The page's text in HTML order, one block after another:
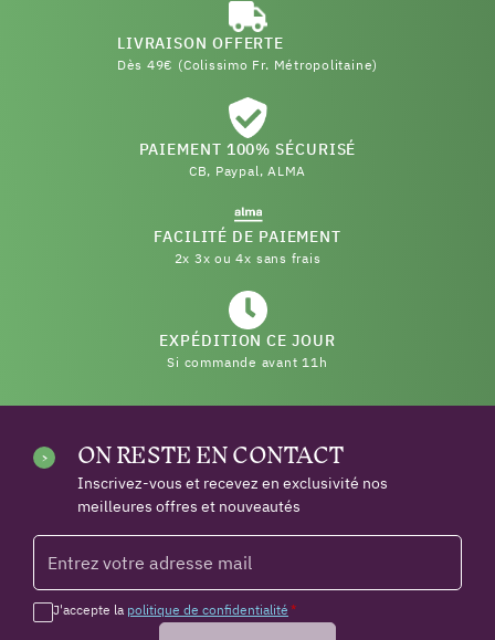
LIVRAISON OFFERTE
Dès 49€ (Colissimo Fr. Métropolitaine)
PAIEMENT 100% SÉCURISÉ
CB, Paypal, ALMA
FACILITÉ DE PAIEMENT
2x 3x ou 4x sans frais
EXPÉDITION CE JOUR
Si commande avant 11h
ON RESTE EN CONTACT
Inscrivez-vous et recevez en exclusivité nos
meilleures offres et nouveautés
J'accepte la politique de confidentialité *